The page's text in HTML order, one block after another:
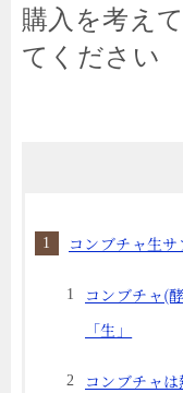
購入を考え
てください
コンブチャ生サ
コンブチャ(
「生」
コンブチャ